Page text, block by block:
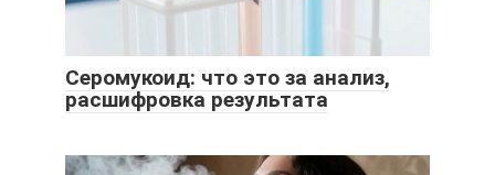
Серомукоид: что это за анализ,
расшифровка результата